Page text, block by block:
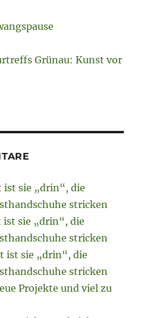
Grünau: Kunst vor
ist sie „drin“, die
stricken
ist sie „drin“, die
stricken
ist sie „drin“, die
stricken
Projekte und viel zu